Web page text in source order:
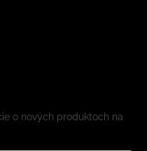
o nových produktoch na